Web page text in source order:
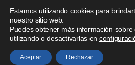
Se ha recibido un incentivo del
de 25.000 € financiado por
NextGenerationEU para
soluciones
Estamos utilizando cookies para
nuestro sitio web.
Puedes obtener más información
utilizando o desactivarlas en
Aceptar Rechazar